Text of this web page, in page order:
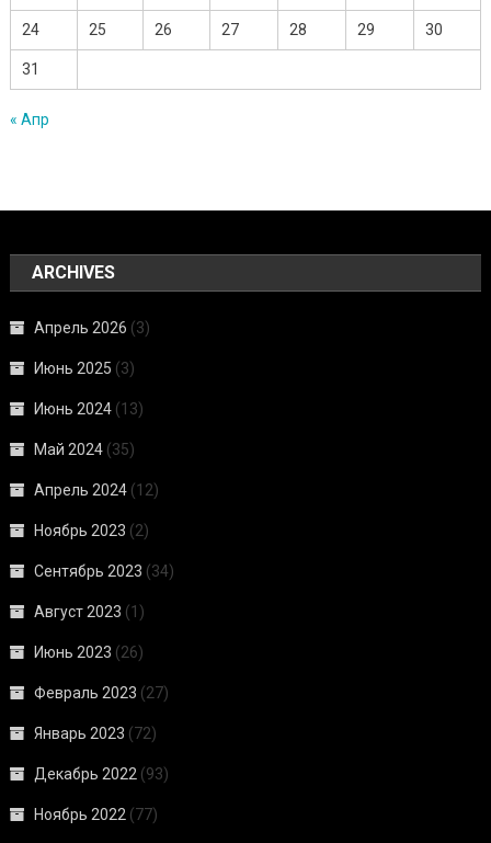
24 25 26 27 28 29 30
31
« Апр
ARCHIVES
Апрель 2026 (3)
Июнь 2025 (3)
Июнь 2024 (13)
Май 2024 (35)
Апрель 2024 (12)
Ноябрь 2023 (2)
Сентябрь 2023 (34)
Август 2023 (1)
Июнь 2023 (26)
Февраль 2023 (27)
Январь 2023 (72)
Декабрь 2022 (93)
Ноябрь 2022 (77)